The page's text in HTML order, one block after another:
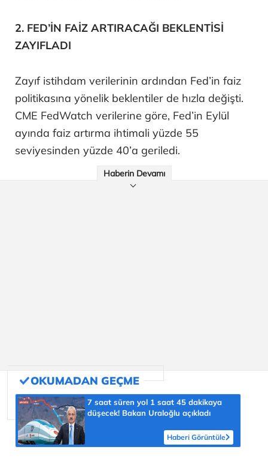
2. FED’İN FAİZ ARTIRACAĞI BEKLENTİSİ
ZAYIFLADI
Zayıf istihdam verilerinin ardından Fed’in faiz
politikasına yönelik beklentiler de hızla değişti.
CME FedWatch verilerine göre, Fed’in Eylül
ayında faiz artırma ihtimali yüzde 55
seviyesinden yüzde 40’a geriledi.
Haberin Devamı
7 saat süren yol 1 saat 45 dakikaya
düşecek! Bakan Uraloğlu açıkladı
Haberi Görüntüle